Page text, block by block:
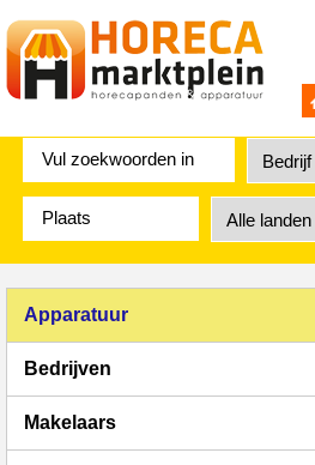
Apparatuur
Bedrijven
Makelaars